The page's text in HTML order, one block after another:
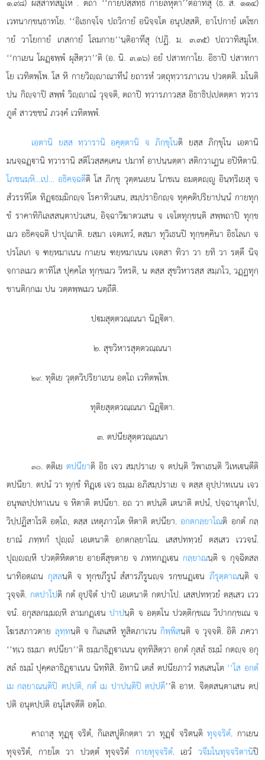
เวทนากฺขนฺธาทโย. ‘‘อิเธกจฺโจ ปถวิกายํ อนิจฺจโต อนุปสฺสติ, อาโปกายํ เตโชก
ายํ วาโยกายํ เกสกายํ โลมกาย’’นฺติอาทีสุ (ปฏิ. ม. ๓.๓๕) ปถวาทิสมูโห.
‘‘กาเยน โผฏฺพฺพํ ผุสิตฺวา’’ติ (อ. นิ. ๓.๑๖) อยํ ปสาทกาโย. อิธาปิ ปสาทกา
โย เวทิตพฺโพ. โส หิ กายวิฺาณาทีนํ ยถารหํ วตฺถุทฺวารภาเวน ปวตฺตติ. มโนติ
ปน กิฺจาปิ สพฺพํ วิฺาณํ วุจฺจติ, ตถาปิ ทฺวารภาวสฺส อิธาธิปฺเปตตฺตา ทฺวาร
ภูตํ สาวชฺชนํ ภวงฺคํ เวทิตพฺพํ.
เอตานิ ยสฺส ทฺวารานิ อคุตฺตานิ จ ภิกฺขุโนติ ยสฺส ภิกฺขุโน เอตานิ
มนจฺฉฏฺานิ ทฺวารานิ สติโวสฺสคฺเคน ปมาทํ อาปนฺนตฺตา สติกวาเฏน อปิหิตานิ.
โภชนมฺหิ…เป… อธิคจฺฉตีติ โส ภิกฺขุ วุตฺตนเยน โภชเน อมตฺตฺู อินฺทฺริเยสุ จ
สํวรรหิโต ทิฏฺธมฺมิกฺจ โรคาทิวเสน, สมฺปรายิกฺจ ทุคฺคติปริยาปนฺนํ กายทุกฺ
ขํ ราคาทิกิเลสสนฺตาปวเสน, อิจฺฉาวิฆาตวเสน จ เจโตทุกฺขนฺติ สพฺพถาปิ ทุกฺข
เมว อธิคจฺฉติ ปาปุณาติ. ยสฺมา เจตเทวํ, ตสฺมา ทุวิเธนปิ ทุกฺขคฺคินา อิธโลเก จ
ปรโลเก จ ฑยฺหมาเนน กาเยน ฑยฺหมาเนน เจตสา ทิวา วา ยทิ วา รตฺตึ นิจฺ
จกาลเมว ตาทิโส ปุคฺคโล ทุกฺขเมว วิหรติ, น ตสฺส สุขวิหารสฺส สมฺภโว, วฏฺฏทุกฺ
ขานติกฺกเม ปน วตฺตพฺพเมว นตฺถีติ.
ปมสุตฺตวณฺณนา นิฏฺิตา.
๒. สุขวิหารสุตฺตวณฺณนา
๒๙. ทุติเยวุตฺตวิปริยาเยน อตฺโถ เวทิตพฺโพ.
ทุติยสุตฺตวณฺณนา นิฏฺิตา.
๓. ตปนียสุตฺตวณฺณนา
๓๐. ตติเย ตปนียาติ อิธ เจว สมฺปราเย จ ตปนฺติ วิพาเธนฺติ วิเหเนฺตีติ
ตปนียา. ตปนํ วา ทุกฺขํ ทิฏฺเ เจว ธมฺเม อภิสมฺปราเย จ ตสฺส อุปฺปาทเนน เจว
อนุพลปฺปทาเนน จ หิตาติ ตปนียา. อถ วา ตปนฺติ เตนาติ ตปนํ, ปจฺฉานุตาโป,
วิปฺปฏิสาโรติ อตฺโถ, ตสฺส เหตุภาวโต หิตาติ ตปนียา.อกตกลฺยาโณติ อกตํ กลฺ
ยาณํ ภทฺทกํ ปุฺํ เอเตนาติ อกตกลฺยาโณ. เสสปททฺวยํ ตสฺเสว เววจนํ.
ปุฺฺหิ ปวตฺติหิตตาย อายตึสุขตาย จ ภทฺทกฏฺเน กลฺยาณนฺติ จ กุจฺฉิตสล
นาทิอตฺเถน กุสลนฺติ จ ทุกฺขภีรูนํ สํสารภีรูนฺจ รกฺขนฏฺเนภีรุตฺตาณนฺติ จ
วุจฺจติ. กตปาโปติ กตํ อุปจิตํ ปาปํ เอเตนาติ กตปาโป. เสสปททฺวยํ ตสฺเสว เวว
จนํ. อกุสลกมฺมฺหิ ลามกฏฺเนปาปนฺติ จ อตฺตโน ปวตฺติกฺขเณ วิปากกฺขเณ จ
โฆรสภาวตาย ลุทฺทนฺติ จ กิเลเสหิ ทูสิตภาเวนกิพฺพิสนฺติ จ วุจฺจติ. อิติ ภควา
‘‘ทฺเว ธมฺมา ตปนียา’’ติ ธมฺมาธิฏฺาเนน อุทฺทิสิตฺวา อกตํ กุสลํ ธมฺมํ กตฺจ อกุ
สลํ ธมฺมํ ปุคฺคลาธิฏฺาเนน นิทฺทิสิ. อิทานิ เตสํ ตปนียภาวํ ทสฺเสนฺโต ‘‘โส อกตํ
เม กลฺยาณนฺติปิ ตปฺปติ, กตํ เม ปาปนฺติปิ ตปฺปตี’’ติ อาห. จิตฺตสนฺตาเสน ตปฺ
ปติ อนุตปฺปติ อนุโสจตีติ อตฺโถ.
คาถาสุ ทุฏฺุ จริตํ, กิเลสปูติกตฺตา วา ทุฏฺํ จริตนฺติทุจฺจริตํ. กาเยน
ทุจฺจริตํ, กายโต วา ปวตฺตํ ทุจฺจริตํ กายทุจฺจริตํ. เอวํ วจีมโนทุจฺจริตานิปิ